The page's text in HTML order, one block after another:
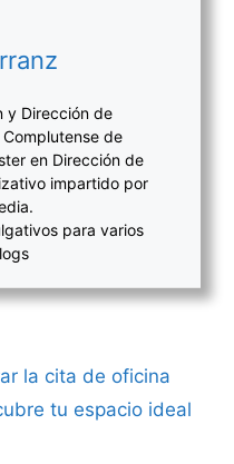
y Dirección de
de
en Dirección de
impartido por
para varios
la cita de oficina
tu espacio ideal